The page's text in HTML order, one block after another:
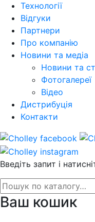
Технології
Відгуки
Партнери
Про компанію
Новини та медіа
Новини та
Фотогалереї
Відео
Дистрибуція
Контакти
Введіть запит і
Ваш кошик